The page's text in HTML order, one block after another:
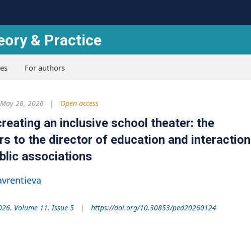
& Practice
For authors
May 26, 2026 Open access
an inclusive school theater: the
to the director of education and interaction
associations
Volume 11. Issue 5 https://doi.org/10.30853/ped20260124